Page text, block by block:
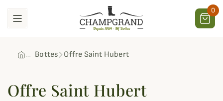
0
Bottes Offre Saint Hubert
Offre Saint Hubert